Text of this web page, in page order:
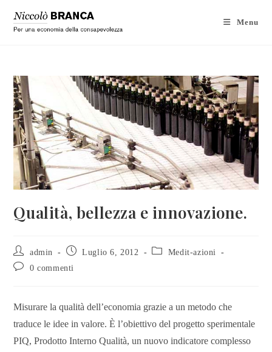
Menu
Qualità, bellezza e innovazione.
admin Luglio 6, 2012
Medit-azioni
0 commenti
Misurare la qualità dell’economia grazie a un metodo che
traduce le idee in valore. È l’obiettivo del progetto sperimentale
PIQ, Prodotto Interno Qualità, un nuovo indicatore complesso